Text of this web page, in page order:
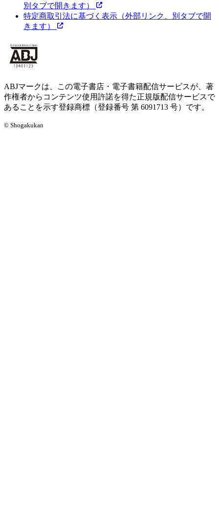
別タブで開きます）
特定商取引法に基づく表示 （外部リンク、別タブで開
きます）
ABJマークは、この電子書店・電子書籍配信サービスが、著
作権者からコンテンツ使用許諾を得た正規版配信サービスで
あることを示す登録商標（登録番号 第 6091713 号）です。
© Shogakukan